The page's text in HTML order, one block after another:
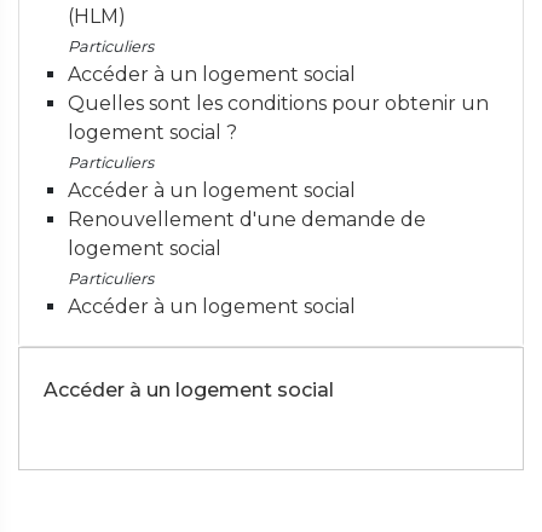
(HLM)
Particuliers
Accéder à un logement social
Quelles sont les conditions pour obtenir un
logement social ?
Particuliers
Accéder à un logement social
Renouvellement d'une demande de
logement social
Particuliers
Accéder à un logement social
Accéder à un logement social